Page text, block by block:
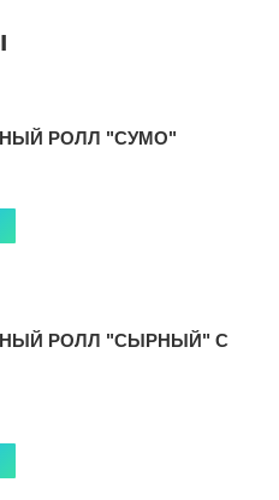
РОЛЛ "СУМО"
РОЛЛ "СЫРНЫЙ" С